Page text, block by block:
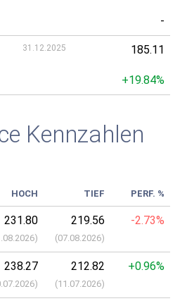
-
31.12.2025 185.11
+19.84%
Kennzahlen
HOCH TIEF PERF. %
231.80
)
219.56
(07.08.2026)
-2.73%
238.27
)
212.82
(11.07.2026)
+0.96%